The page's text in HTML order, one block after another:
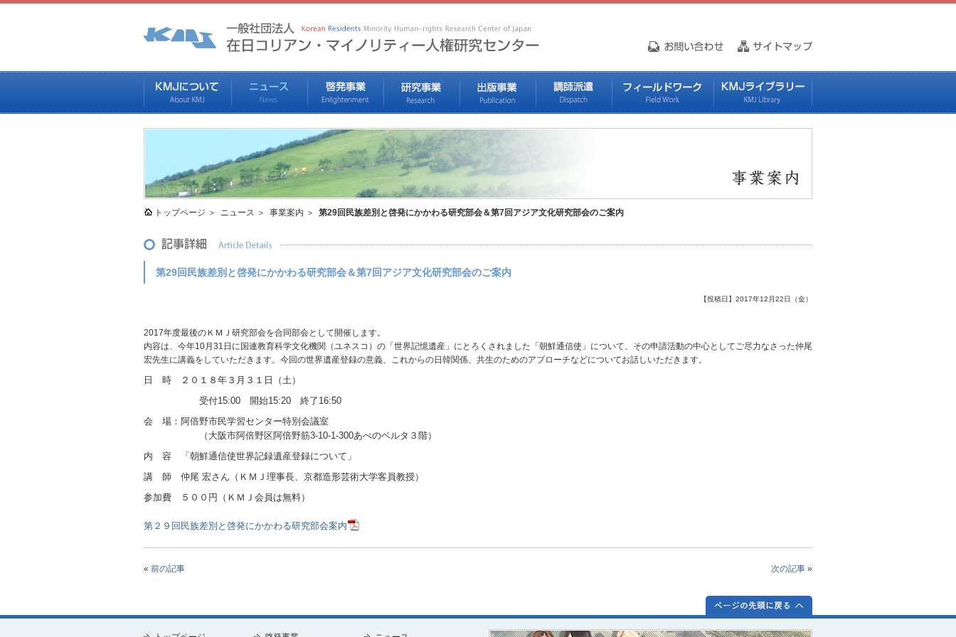
トップページ ニュース 事業案内 第29回民族差別と啓発にかかわる研究部会＆第7回アジア文化研究部会のご案内
第29回民族差別と啓発にかかわる研究部会＆第7回アジア文化研究部会のご案内
【投稿日】2017年12月22日（金）
2017年度最後のＫＭＪ研究部会を合同部会として開催します。
内容は、今年10月31日に国連教育科学文化機関（ユネスコ）の「世界記憶遺産」にとろくされました「朝鮮通信使」について、その申請活動の中心としてご尽力なさった仲尾
宏先生に講義をしていただきます。今回の世界遺産登録の意義、これからの日韓関係、共生のためのアプローチなどについてお話しいただきます。
日 時 ２０１８年３月３１日（土）
受付15:00 開始15:20 終了16:50
会 場：阿倍野市民学習センター特別会議室
（大阪市阿倍野区阿倍野筋3-10-1-300あべのベルタ３階）
内 容 「朝鮮通信使世界記録遺産登録について」
講 師 仲尾 宏さん（ＫＭＪ理事長、京都造形芸術大学客員教授）
参加費 ５００円（ＫＭＪ会員は無料）
第２９回民族差別と啓発にかかわる研究部会案内
« 前の記事 次の記事 »